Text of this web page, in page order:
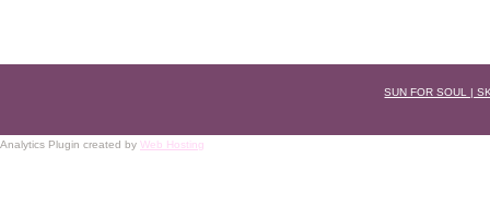
SUN FOR SOUL |
Analytics Plugin created by Web Hosting